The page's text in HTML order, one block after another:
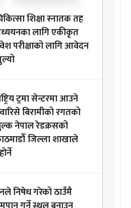
शिक्षा स्नातक तह
लागि एकीकृत
परीक्षाको लागि आवेदन
ट्रमा सेन्टरमा आउने
बिरामीको रगतको
नेपाल रेडक्रसको
जिल्ला शाखाले
निषेध गरेको ठाउँमै